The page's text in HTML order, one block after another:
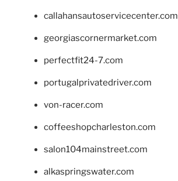
callahansautoservicecenter.com
georgiascornermarket.com
perfectfit24-7.com
portugalprivatedriver.com
von-racer.com
coffeeshopcharleston.com
salon104mainstreet.com
alkaspringswater.com